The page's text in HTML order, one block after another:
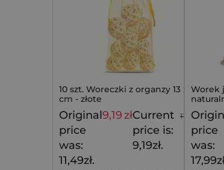
10 szt. Woreczki z organzy 13 x 27
cm - złote
11,49 zł
Original
price
was:
11,49zł.
9,19złCurrent
price is:
9,19zł.
Worek
price
was: